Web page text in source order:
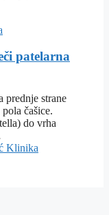
patelarna
prednje strane
čašice.
do vrha
Klinika